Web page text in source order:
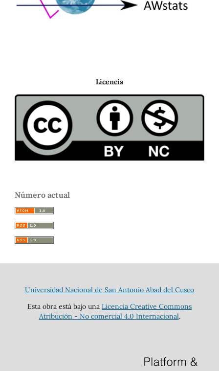
Licencia
Número actual
Universidad Nacional de San Antonio Abad del Cusco
Esta obra está bajo una Licencia Creative Commons
Atribución - No comercial 4.0 Internacional.